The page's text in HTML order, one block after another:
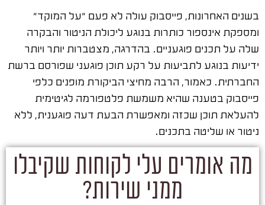
בשנים האחרונות, פייסבוק עולה לא פעם "על המוקד"
ומספקת אינספור כותרות בנוגע ליכולת הניטור והבקרה
שלה על תכנים פוגעניים. בהדרגה, מצטברות יותר ויותר
ידיעות בנוגע לתביעות על רקע תוכן פוגעני שפורסם ברשת
החברתית. כאמור, הרבה מחיצי הביקורת מופנים כלפי
פייסבוק בטענה שהיא משמשת פלטפורמה לגיטימית
להעלאת תוכן שכזה ומאפשרת הבעת דעה פוגענית, ללא
ניטור או שליטה בתכנים.
מה אומרים עלי לקוחות שקיבלו
ממני שירות?